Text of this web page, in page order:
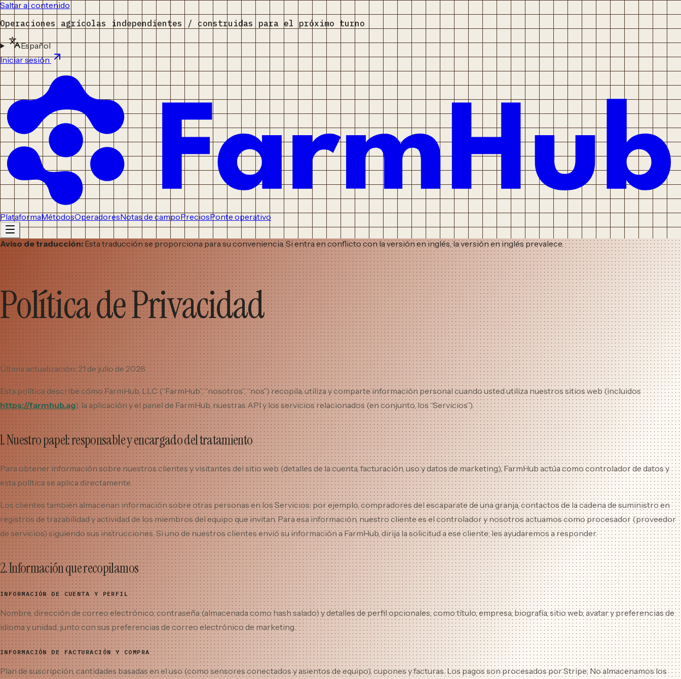
Saltar al contenido
Operaciones agrícolas independientes / construidas para el próximo turno
Español
Iniciar sesión
PlataformaMétodosOperadoresNotas de campoPreciosPonte operativo
Aviso de traducción:Esta traducción se proporciona para su conveniencia. Si entra en conflicto con la versión en inglés, la versión en inglés prevalece.
Política de Privacidad
Última actualización: 21 de julio de 2026
Esta política describe cómo FarmHub, LLC (“FarmHub”, “nosotros”, “nos”) recopila, utiliza y comparte información personal cuando usted utiliza nuestros sitios web (incluidos
https://farmhub.ag), la aplicación y el panel de FarmHub, nuestras API y los servicios relacionados (en conjunto, los “Servicios”).
1. Nuestro papel: responsable y encargado del tratamiento
Para obtener información sobre nuestros clientes y visitantes del sitio web (detalles de la cuenta, facturación, uso y datos de marketing), FarmHub actúa como controlador de datos y
esta política se aplica directamente.
Los clientes también almacenan información sobre otras personas en los Servicios: por ejemplo, compradores del escaparate de una granja, contactos de la cadena de suministro en
registros de trazabilidad y actividad de los miembros del equipo que invitan. Para esa información, nuestro cliente es el controlador y nosotros actuamos como procesador (proveedor
de servicios) siguiendo sus instrucciones. Si uno de nuestros clientes envió su información a FarmHub, dirija la solicitud a ese cliente; les ayudaremos a responder.
2. Información que recopilamos
INFORMACIÓN DE CUENTA Y PERFIL
Nombre, dirección de correo electrónico, contraseña (almacenada como hash salado) y detalles de perfil opcionales, como título, empresa, biografía, sitio web, avatar y preferencias de
idioma y unidad, junto con sus preferencias de correo electrónico de marketing.
INFORMACIÓN DE FACTURACIÓN Y COMPRA
Plan de suscripción, cantidades basadas en el uso (como sensores conectados y asientos de equipo), cupones y facturas. Los pagos son procesados ​​por Stripe; No almacenamos los